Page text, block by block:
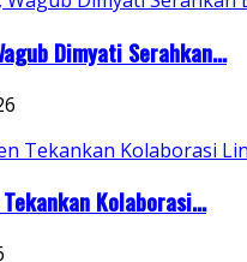
Dimyati Serahkan...
Kolaborasi...